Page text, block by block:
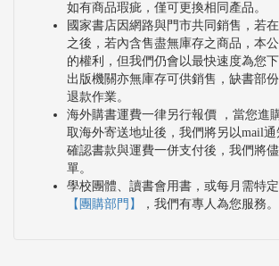
如有商品瑕疵，僅可更換相同產品。
國家書店因網路與門市共同銷售，若
之後，若內含售盡無庫存之商品，本
的權利，但我們仍會以最快速度為您
出版機關亦無庫存可供銷售，缺書部
退款作業。
海外購書運費一律另行報價 ，當您進
取海外寄送地址後，我們將另以mail通
確認書款與運費一併支付後，我們將
單。
學校團體、讀書會用書，或每月需特
【團購部門】
，我們有專人為您服務。